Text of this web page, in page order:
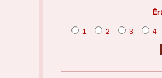
1 2 3 4